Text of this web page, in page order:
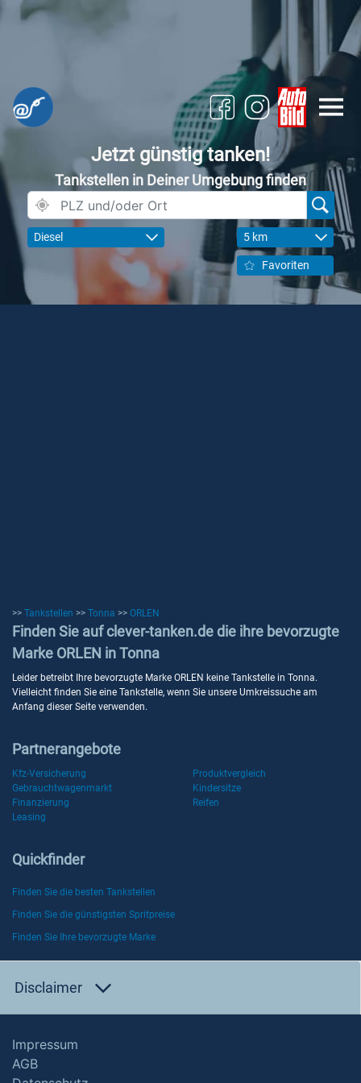
Jetzt günstig tanken!
Tankstellen in Deiner Umgebung finden
Diesel 5 km
Favoriten
>> Tankstellen >> Tonna >> ORLEN
Finden Sie auf clever-tanken.de die ihre bevorzugte
Marke ORLEN in Tonna
Leider betreibt Ihre bevorzugte Marke ORLEN keine Tankstelle in Tonna.
Vielleicht finden Sie eine Tankstelle, wenn Sie unsere Umkreissuche am
Anfang dieser Seite verwenden.
Partnerangebote
Kfz-Versicherung
Produktvergleich
Gebrauchtwagenmarkt
Kindersitze
Finanzierung
Reifen
Leasing
Quickfinder
Finden Sie die besten Tankstellen
Finden Sie die günstigsten Spritpreise
Finden Sie Ihre bevorzugte Marke
Disclaimer
Impressum
AGB